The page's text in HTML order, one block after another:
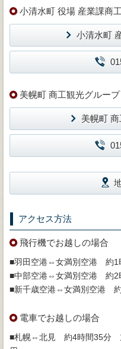
小清水町 役場 産業課商
小清水町
美幌町 商工観光グルー
美幌町
アクセス方法
飛行機でお越しの場合
■羽田空港⇔女満別空港 約1
■中部空港⇔女満別空港 約2
■新千歳空港⇔女満別空港
電車でお越しの場合
■札幌⇔北見 約4時間35分